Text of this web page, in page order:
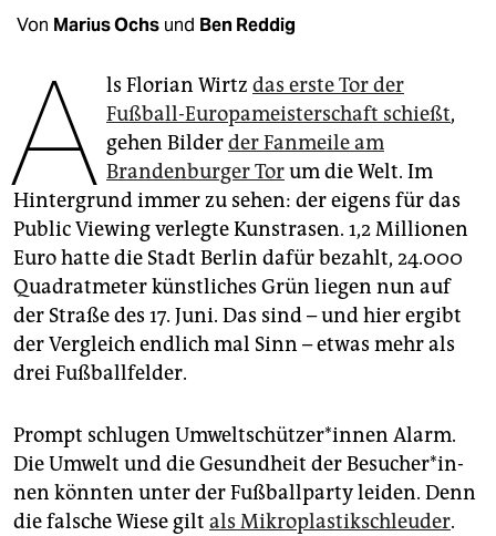
abo
genossenschaft
epaper login
Von Marius Ochs und Ben Reddig
A ls Florian Wirtz das erste Tor der
Fußball-Europameisterschaft schießt,
gehen Bilderder Fanmeile am
Brandenburger Torum die Welt. Im
Hintergrund immer zu sehen: der eigens für das
Public Viewing verlegte Kunstrasen. 1,2 Millionen
Euro hatte die Stadt Berlin dafür bezahlt, 24.000
Quadratmeter künstliches Grün liegen nun auf
der Straße des 17. Juni. Das sind – und hier ergibt
der Vergleich endlich mal Sinn – etwas mehr als
drei Fußballfelder.
Prompt schlugen Um­welt­schüt­ze­r*in­nen Alarm.
Die Umwelt und die Gesundheit der Be­su­che­r*in­
nen könnten unter der Fußballparty leiden. Denn
die falsche Wiese gilt als Mikroplastikschleuder.